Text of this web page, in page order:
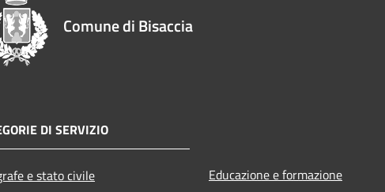
Comune di Bisaccia
DI SERVIZIO
e stato civile
Educazione e formazione